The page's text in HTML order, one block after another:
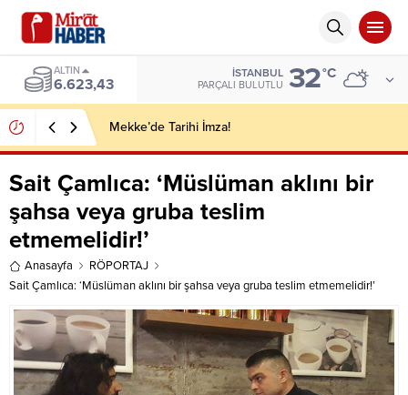
ALTIN
6.623,43
İSTANBUL
PARÇALI BULUTLU 32°C
Mekke’de Tarihi İmza!
Sait Çamlıca: ‘Müslüman aklını bir
şahsa veya gruba teslim
etmemelidir!’
Anasayfa
RÖPORTAJ
Sait Çamlıca: ‘Müslüman aklını bir şahsa veya gruba teslim etmemelidir!’